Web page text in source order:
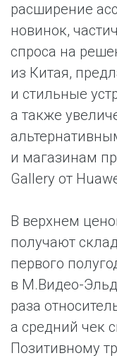
расширение
новинок,
спроса на
из Китая,
и стильные
а также
и магазинам
Gallery от
В верхнем
получают
первого
в М.Видео-
раза
а средний чек
Позитивному